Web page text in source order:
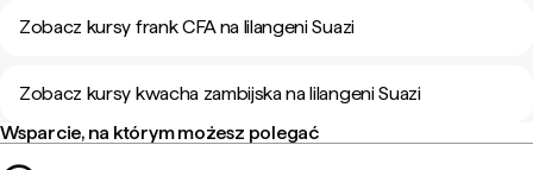
Zobacz kursy frank CFA na lilangeni Suazi
Zobacz kursy kwacha zambijska na lilangeni Suazi
Wsparcie, na którym możesz polegać